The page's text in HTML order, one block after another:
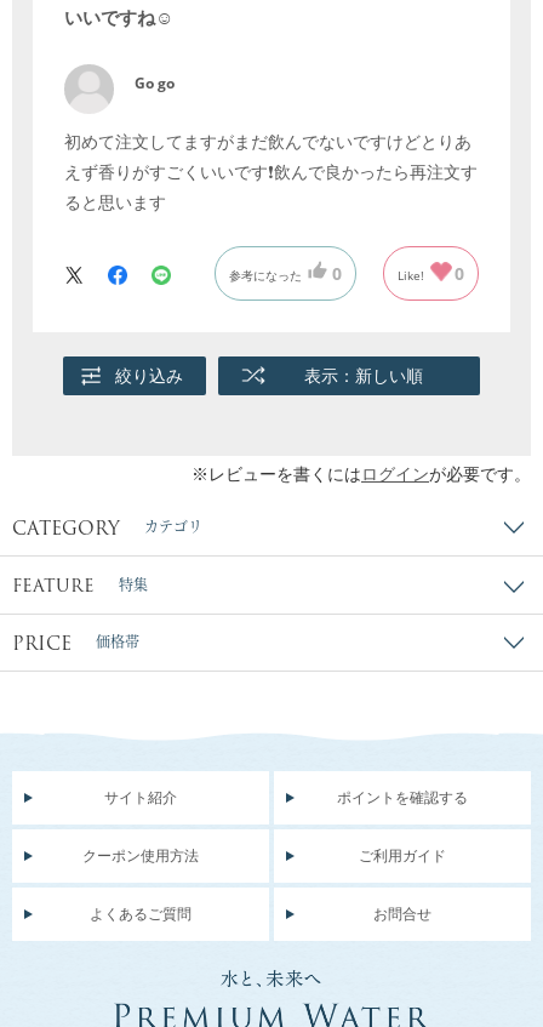
いいですね☺️
Go go
初めて注文してますがまだ飲んでないですけどとりあ
えず香りがすごくいいです❗飲んで良かったら再注文す
ると思います
参考になった 0 Like! 0
絞り込み 表示：新しい順
※レビューを書くにはログインが必要です。
CATEGORY カテゴリ
FEATURE 特集
PRICE 価格帯
サイト紹介 ポイントを確認する
クーポン使用方法 ご利用ガイド
よくあるご質問 お問合せ